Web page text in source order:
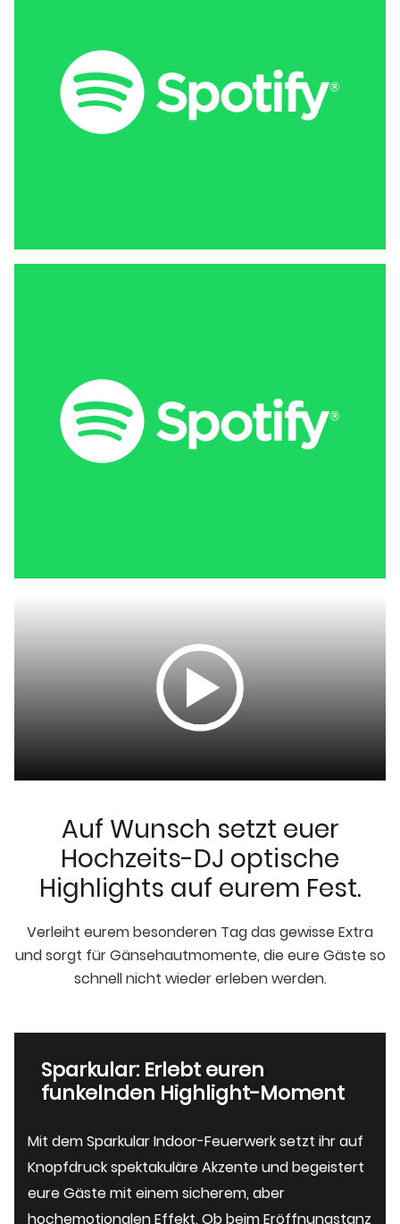
Auf Wunsch setzt euer
Hochzeits-DJ optische
Highlights auf eurem Fest.
Verleiht eurem besonderen Tag das gewisse Extra
und sorgt für Gänsehautmomente, die eure Gäste so
schnell nicht wieder erleben werden.
Sparkular: Erlebt euren
funkelnden Highlight-Moment
Mit dem Sparkular Indoor-Feuerwerk setzt ihr auf
Knopfdruck spektakuläre Akzente und begeistert
eure Gäste mit einem sicherem, aber
hochemotionalen Effekt. Ob beim Eröffnungstanz